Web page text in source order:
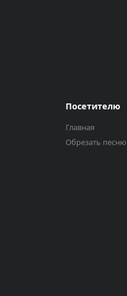
Посетителю
Главная
Обрезать